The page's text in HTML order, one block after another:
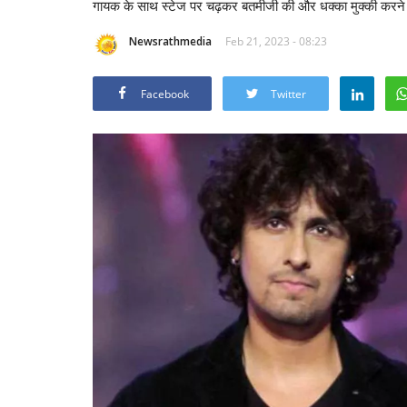
गायक के साथ स्टेज पर चढ़कर बतमीजी की और धक्का मुक्की
Newsrathmedia Feb 21, 2023 - 08:23
Facebook Twitter